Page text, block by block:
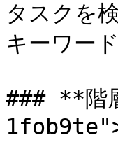
タスクを
キーワー
### **